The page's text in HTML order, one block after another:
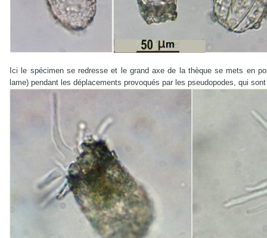
Ici le spécimen se redresse et le grand axe de la thèque se mets en
lame) pendant les déplacements provoqués par les pseudopodes, qui